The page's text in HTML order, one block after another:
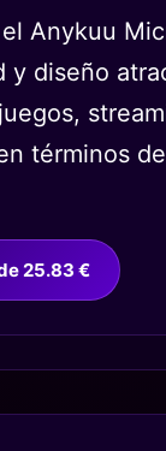
Anykuu
y diseño
términos
25.83 €